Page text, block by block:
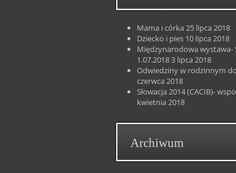
Mama i córka 25 lipca 2018
Dziecko i pies 10 lipca 2018
Międzynarodowa wystawa-
1.07.20183 lipca 2018
Odwiedziny w rodzinnym
czerwca 2018
Słowacja 2014 (CACIB)-
kwietnia 2018
Archiwum